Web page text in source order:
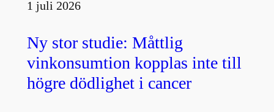
1 juli 2026
Ny stor studie: Måttlig
vinkonsumtion kopplas inte till
högre dödlighet i cancer